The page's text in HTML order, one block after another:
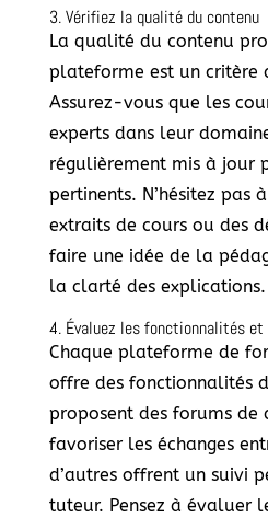
3. Vérifiez la qualité du contenu
La qualité du contenu
plateforme est un critère
Assurez-vous que les
experts dans leur
régulièrement mis à jour
pertinents. N’hésitez pas
extraits de cours ou des
faire une idée de la
la clarté des explications.
4. Évaluez les fonctionnalités
Chaque plateforme de
offre des fonctionnalités
proposent des forums de
favoriser les échanges
d’autres offrent un suivi
tuteur. Pensez à évaluer